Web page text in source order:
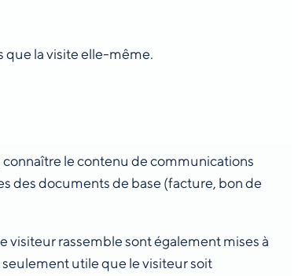
que la visite elle-même.
le contenu de communications
des documents de base (facture, bon de
visiteur rassemble sont également mises à
seulement utile que le visiteur soit